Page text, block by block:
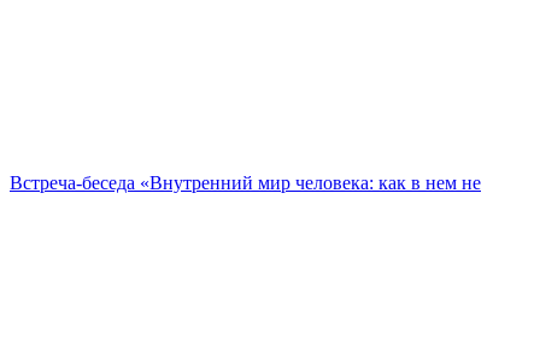
Встреча-беседа «Внутренний мир человека: как в нем не